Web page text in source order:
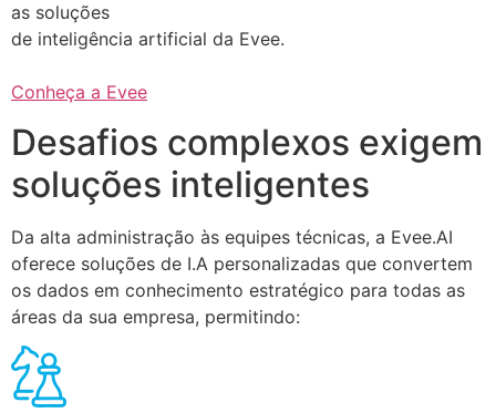
as soluções
de inteligência artificial da Evee.
Conheça a Evee
Desafios complexos exigem
soluções inteligentes
Da alta administração às equipes técnicas, a Evee.AI
oferece soluções de I.A personalizadas que convertem
os dados em conhecimento estratégico para todas as
áreas da sua empresa, permitindo: